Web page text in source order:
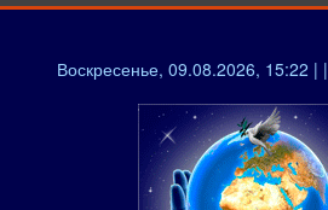
Воскресенье, 09.08.2026, 15:22 | |